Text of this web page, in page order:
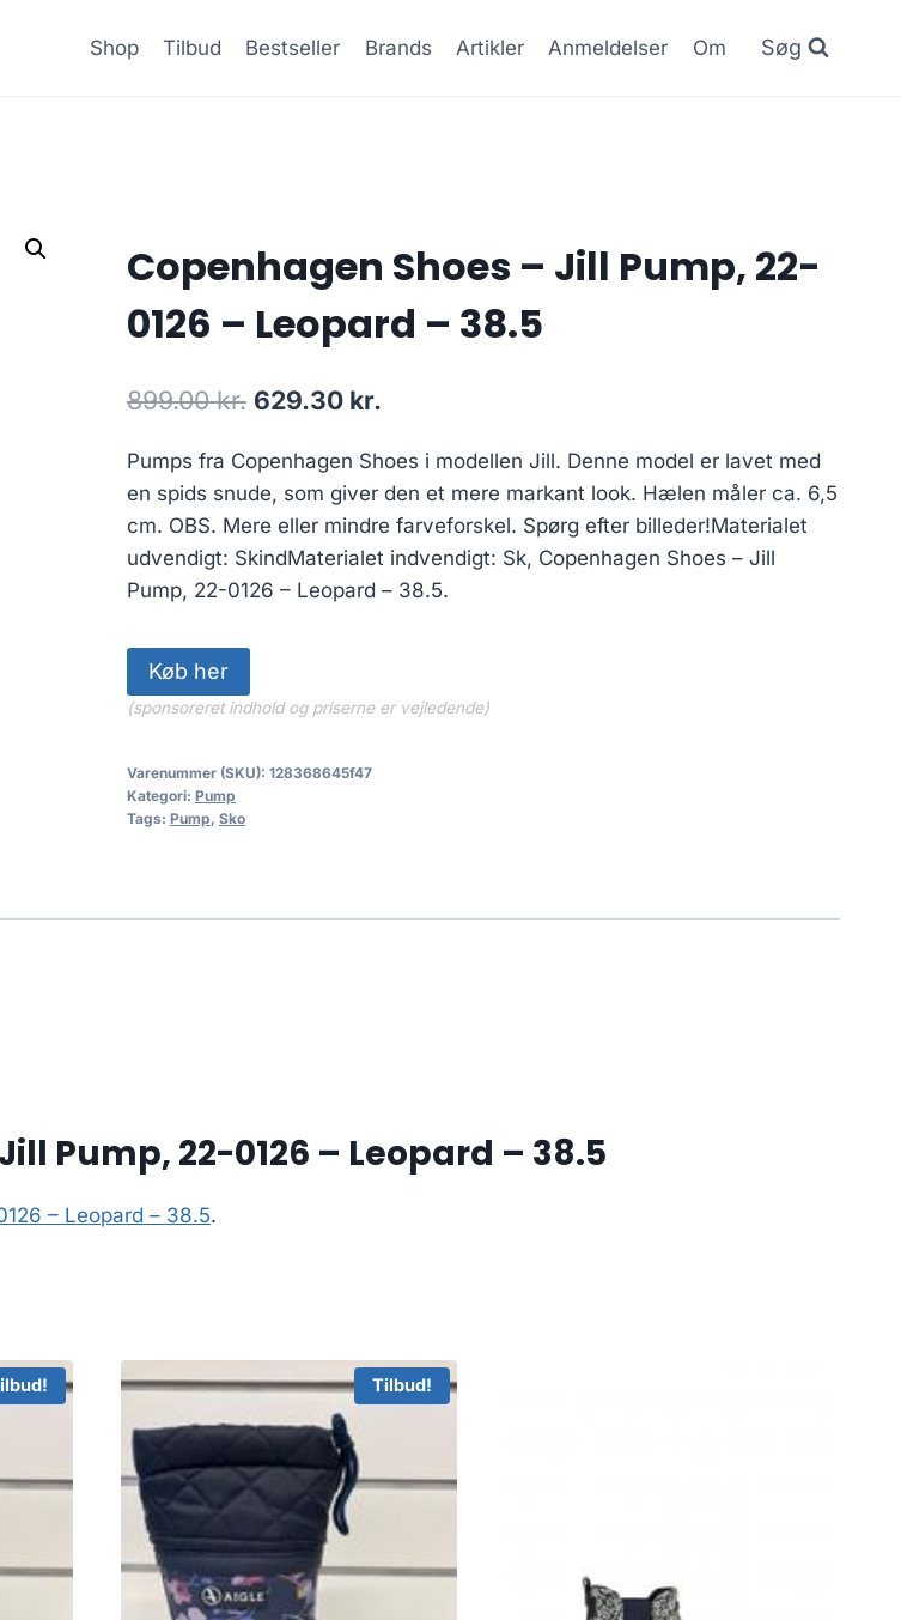
Shop Tilbud Bestseller Brands Artikler Anmeldelser Om Søg
Copenhagen Shoes – Jill Pump, 22-
0126 – Leopard – 38.5
899.00kr. Den
pris
var:
899.00 kr..
629.30 kr.
pris
er:
629.30 kr..
Pumps fra Copenhagen Shoes i modellen Jill. Denne model er lavet med
en spids snude, som giver den et mere markant look. Hælen måler ca. 6,5
cm. OBS. Mere eller mindre farveforskel. Spørg efter billeder!Materialet
udvendigt: SkindMaterialet indvendigt: Sk, Copenhagen Shoes – Jill
Pump, 22-0126 – Leopard – 38.5.
Køb her
(sponsoreret indhold og priserne er vejledende)
Varenummer (SKU): 128368645f47
Kategori: Pump
Tags: Pump, Sko
Pump, 22-0126 – Leopard – 38.5
– Leopard – 38.5.
Tilbud!